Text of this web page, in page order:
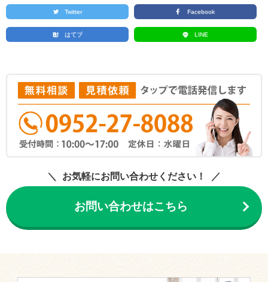
Twitter Facebook
はてブ LINE
お気軽にお問い合わせください！
お問い合わせはこちら